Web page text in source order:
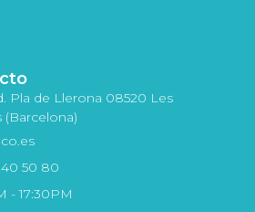
Pla de Llerona 08520 Les
(Barcelona)
50 80
- 17:30PM